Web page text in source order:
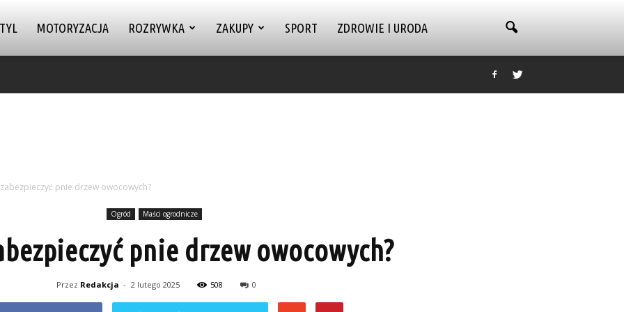
MOTORYZACJA ROZRYWKA ZAKUPY SPORT ZDROWIE I URODA
pnie drzew owocowych?
Ogród Maści ogrodnicze
pnie drzew owocowych?
Przez Redakcja - 2 lutego 2025 508 0